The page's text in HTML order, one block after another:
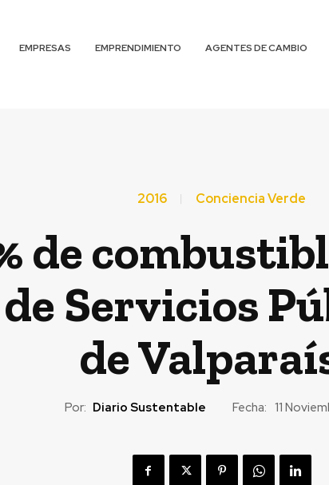
EMPRESAS EMPRENDIMIENTO AGENTES DE CAMBIO
2016 Conciencia Verde
de
Servicios
de
Por: Diario Sustentable Fecha: 11